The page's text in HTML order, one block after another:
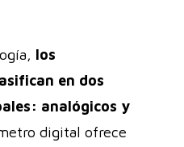
los
en dos
analógicos y
digital ofrece